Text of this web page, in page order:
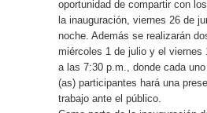
oportunidad de compartir con
la inauguración, viernes 26 de
noche. Además se realizarán
miércoles 1 de julio y el viernes
a las 7:30 p.m., donde cada
(as) participantes hará una
trabajo ante el público.